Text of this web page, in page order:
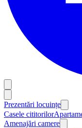
Prezentări locuințe
Casele cititorilor
Amenajări camere